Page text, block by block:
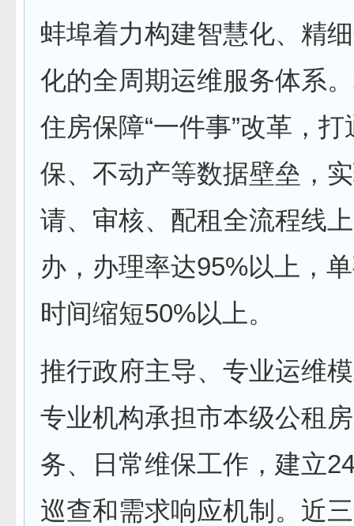
蚌埠着力构建智慧化、精
化的全周期运维服务体系
住房保障“一件事”改革，
保、不动产等数据壁垒，
请、审核、配租全流程线
办，办理率达95%以上，
时间缩短50%以上。
推行政府主导、专业运维
专业机构承担市本级公租
务、日常维保工作，建立
巡查和需求响应机制。近